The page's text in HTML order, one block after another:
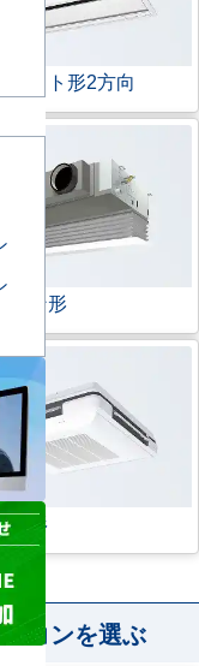
セット形2方向
イン形
在形
アコンを選ぶ